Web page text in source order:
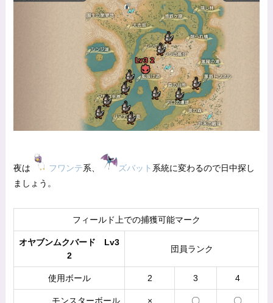
夜は フワンテ系、 ズバット 系統に変わるので日中探し
ましょう。
フィールド上での捕獲可能マーク
オヤブンムクバード Lv3
2
団員ランク
使用ボール 2 3 4
モンスターボール × 〇 〇